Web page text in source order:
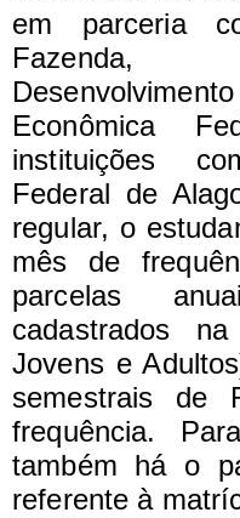
em parceria
Fazenda,
Econômica
instituições
Federal de
regular, o
mês de
parcelas
cadastrados
Jovens e
semestrais de
frequência.
também há o
referente à